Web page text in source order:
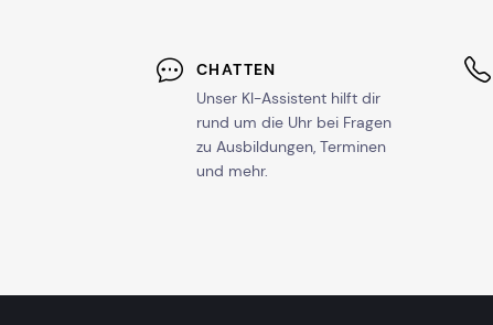
CHATTEN
Unser KI-Assistent hilft dir
rund um die Uhr bei Fragen
zu Ausbildungen, Terminen
und mehr.